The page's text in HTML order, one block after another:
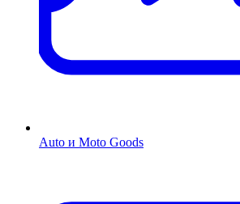
Auto и Moto Goods